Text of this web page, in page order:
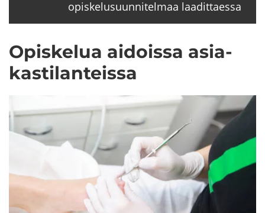
opiskelusuunnitelmaa laadittaessa
Opis­ke­lua ai­dois­sa asia­
kas­ti­lan­teis­sa